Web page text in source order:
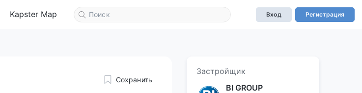
Kapster Map Вход Регистрация
Сохранить
Застройщик
BI GROUP